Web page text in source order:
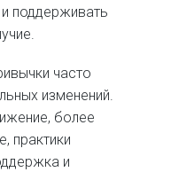
поддерживать
часто
изменений.
более
практики
и